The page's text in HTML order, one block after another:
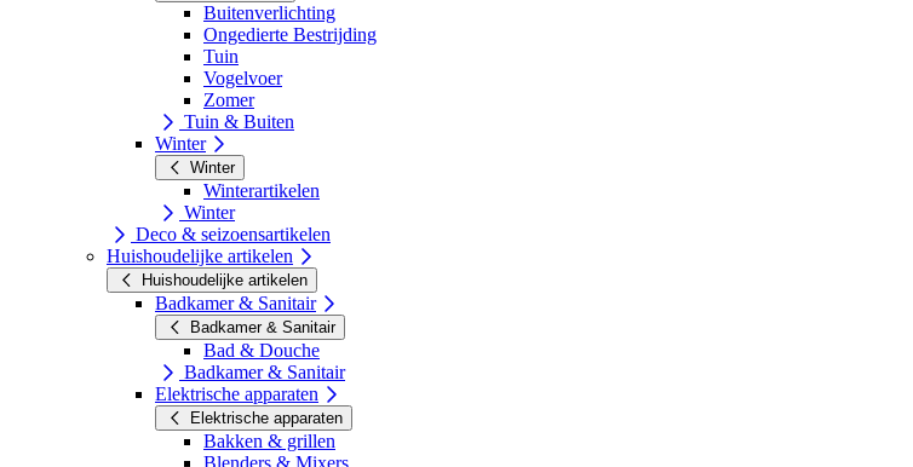
Buitenverlichting
Ongedierte Bestrijding
Tuin
Vogelvoer
Zomer
Tuin & Buiten
Winter
Winter
Winterartikelen
Winter
Deco & seizoensartikelen
Huishoudelijke artikelen
Huishoudelijke artikelen
Badkamer & Sanitair
Badkamer & Sanitair
Bad & Douche
Badkamer & Sanitair
Elektrische apparaten
Elektrische apparaten
Bakken & grillen
Blenders & Mixers